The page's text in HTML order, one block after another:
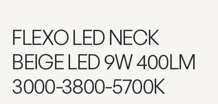
FLEXO LED NECK
BEIGE LED 9W 400LM
3000-3800-5700K